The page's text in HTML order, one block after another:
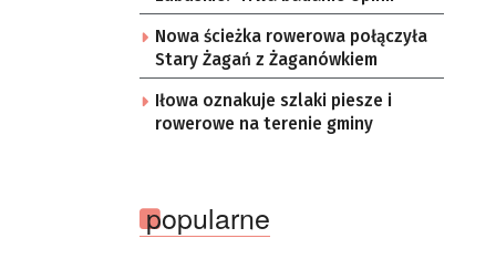
Kompetencji Przemysłu Lotniczo-
Kosmicznego oraz członek
Komitetu Badań Kosmicznych i
Satelitarnych PAN.
Nowa ścieżka rowerowa połączyła
Stary Żagań z Żaganówkiem
Iłowa oznakuje szlaki piesze i
rowerowe na terenie gminy
popularne